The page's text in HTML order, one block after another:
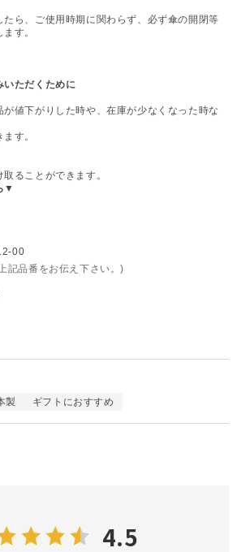
ら、ご使用時期に関わらず、必ず傘の開閉等
す。
いただくために
値下がりした時や、在庫が少なくなった時な
す。
ることができます。
▼
00
記品番をお伝え下さい。)
製 ギフトにおすすめ
4.5